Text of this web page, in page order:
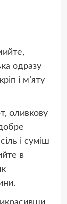
одразу
і м’яту
оливкову
і суміш
в